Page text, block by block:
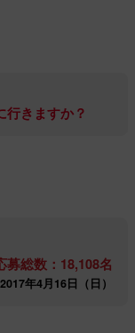
行きますか？
募総数：18,108名
年4月16日（日）